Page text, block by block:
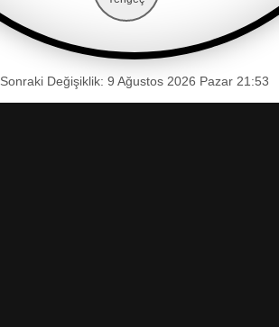
Sonraki Değişiklik: 9 Ağustos 2026 Pazar 21:53